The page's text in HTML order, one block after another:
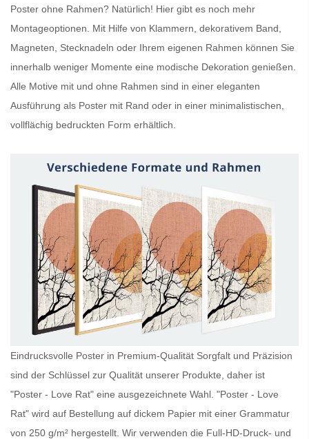
Poster ohne Rahmen? Natürlich! Hier gibt es noch mehr
Montageoptionen. Mit Hilfe von Klammern, dekorativem Band,
Magneten, Stecknadeln oder Ihrem eigenen Rahmen können Sie
innerhalb weniger Momente eine modische Dekoration genießen.
Alle Motive mit und ohne Rahmen sind in einer eleganten
Ausführung als Poster mit Rand oder in einer minimalistischen,
vollflächig bedruckten Form erhältlich.
Eindrucksvolle Poster in Premium-Qualität Sorgfalt und Präzision
sind der Schlüssel zur Qualität unserer Produkte, daher ist
"Poster - Love Rat" eine ausgezeichnete Wahl. "Poster - Love
Rat" wird auf Bestellung auf dickem Papier mit einer Grammatur
von 250 g/m² hergestellt. Wir verwenden die Full-HD-Druck- und